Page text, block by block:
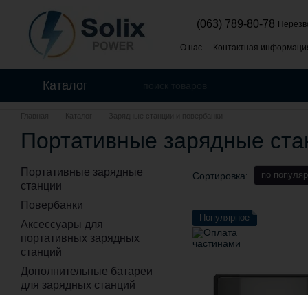
Перейти к основному контенту
(063) 789-80-78
О нас Контактная
Каталог
Каталог Зарядные станции и повербанки
Портативные зарядные
Сортировка: по
Популярное
Портативные зарядные
станции
Повербанки
Аксессуары для
портативных зарядных
станций
Дополнительные батареи
для зарядных станций